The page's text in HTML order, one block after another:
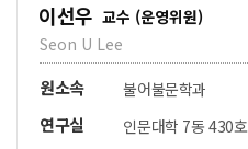
이선우 교수 (운영위원)
Seon U Lee
원소속 불어불문학과
연구실 인문대학 7동 430호